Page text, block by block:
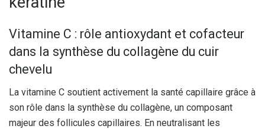
Vitamine C : rôle antioxydant et cofacteur
dans la synthèse du collagène du cuir
chevelu
La vitamine C soutient activement la santé capillaire grâce à
son rôle dans la synthèse du collagène, un composant
majeur des follicules capillaires. En neutralisant les